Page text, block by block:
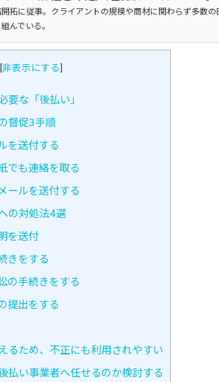
拓に従事。クライアントの規模や商材に関わらず多数
んでいる。
[非表示にする]
要な「後払い」
督促3手順
を送付する
でも連絡を取る
ールを送付する
の対処法4選
を送付
きをする
の手続きをする
提出をする
るため、不正にも利用されやすい
払い事業者へ任せるのか検討する